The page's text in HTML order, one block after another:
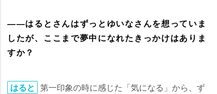
――はるとさんはずっとゆいなさんを想っていま
したが、ここまで夢中になれたきっかけはありま
すか？
はると 第一印象の時に感じた「気になる」から、ず